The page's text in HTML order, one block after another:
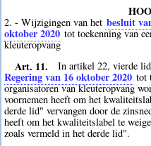
2. - Wijzigingen van het besluit
oktober 2020 tot toekenning van
kleuteropvang
Art. 11. In artikel 22, vierde
Regering van 16 oktober 2020 tot
organisatoren van kleuteropvang
voornemen heeft om het
derde lid" vervangen door de
heeft om het kwaliteitslabel te
zoals vermeld in het derde lid".